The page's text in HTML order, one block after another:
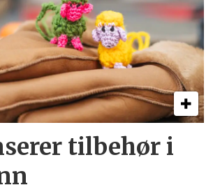
tilbehør i